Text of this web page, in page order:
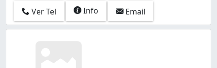
Ver Tel Info Email